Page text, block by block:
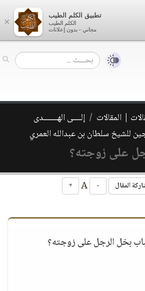
| المقالات
إلــــى الهـــــــدى
للشيخ سلطان بن عبدالله العمري
على زوجته؟
المقال -
+
بخل الرجل على زوجته؟
×
تطبيق الكلم الطيب
الكلم الطيب
مجاني - بدون إعلانات